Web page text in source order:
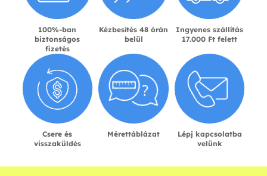
100%-ban
biztonságos
fizetés
Kézbesítés 48 órán
belül
Ingyenes szállítás
17.000 Ft felett
Csere és
visszaküldés
Mérettáblázat
Lépj kapcsolatba
velünk